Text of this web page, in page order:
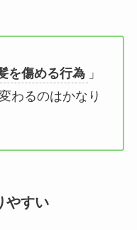
を傷める行為 」
わるのはかなり
やすい